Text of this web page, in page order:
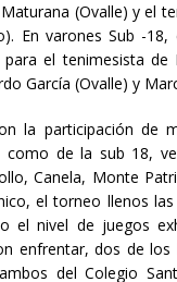
(Ovalle) y el
En varones Sub -
el tenimesista
García (Ovalle) y
la participación de
de la sub 18,
Canela, Monte
el torneo llenos
el nivel de juegos
enfrentar, dos de
del Colegio